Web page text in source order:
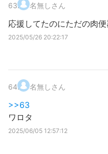
63. 名無しさん
応援してたのにただの肉
2025/05/26 20:22:17
64. 名無しさん
>>63
ワロタ
2025/06/05 12:57:12